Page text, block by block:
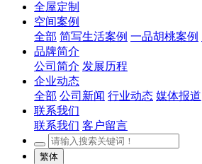
全屋定制
空间案例
全部 简写生活案例 一品胡桃案例
品牌简介
公司简介 发展历程
企业动态
全部 公司新闻 行业动态 媒体报道
联系我们
联系我们 客户留言
繁体